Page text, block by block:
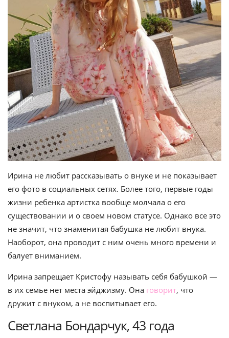
Ирина не любит рассказывать о внуке и не показывает
его фото в социальных сетях. Более того, первые годы
жизни ребенка артистка вообще молчала о его
существовании и о своем новом статусе. Однако все это
не значит, что знаменитая бабушка не любит внука.
Наоборот, она проводит с ним очень много времени и
балует вниманием.
Ирина запрещает Кристофу называть себя бабушкой —
в их семье нет места эйджизму. Она говорит, что
дружит с внуком, а не воспитывает его.
Светлана Бондарчук, 43 года